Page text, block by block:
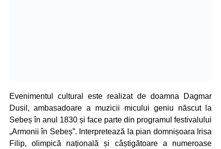
Evenimentul cultural este realizat de doamna Dagmar
Dusil, ambasadoare a muzicii micului geniu născut la
Sebeș în anul 1830 și face parte din programul festivalului
„Armonii în Sebeș”. Interpretează la pian domnișoara Irisa
Filip, olimpică națională și câștigătoare a numeroase